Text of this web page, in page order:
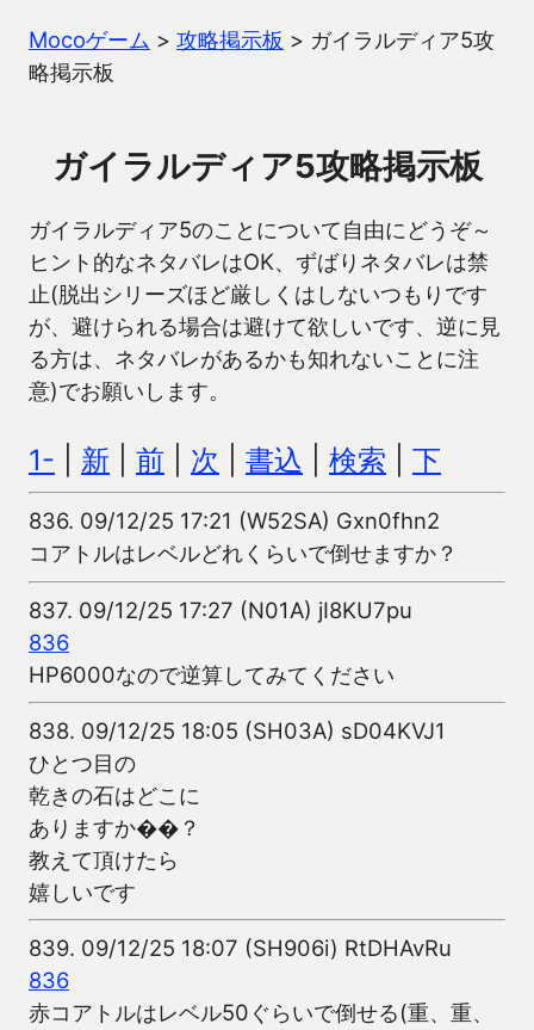
Mocoゲーム > 攻略掲示板 > ガイラルディア5攻
略掲示板
ガイラルディア5攻略掲示板
ガイラルディア5のことについて自由にどうぞ～
ヒント的なネタバレはOK、ずばりネタバレは禁
止(脱出シリーズほど厳しくはしないつもりです
が、避けられる場合は避けて欲しいです、逆に見
る方は、ネタバレがあるかも知れないことに注
意)でお願いします。
1- 新 前 次 書込 検索 下
836. 09/12/25 17:21 (W52SA) Gxn0fhn2
コアトルはレベルどれくらいで倒せますか？
837. 09/12/25 17:27 (N01A) jI8KU7pu
836
HP6000なので逆算してみてください
838. 09/12/25 18:05 (SH03A) sD04KVJ1
ひとつ目の
乾きの石はどこに
ありますか��？
教えて頂けたら
嬉しいです
839. 09/12/25 18:07 (SH906i) RtDHAvRu
836
赤コアトルはレベル50ぐらいで倒せる(重、重、